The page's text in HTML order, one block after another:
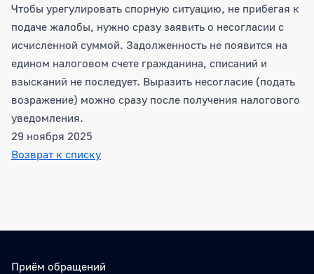
Чтобы урегулировать спорную ситуацию, не прибегая к
подаче жалобы, нужно сразу заявить о несогласии с
исчисленной суммой. Задолженность не появится на
едином налоговом счете гражданина, списаний и
взысканий не последует. Выразить несогласие (подать
возражение) можно сразу после получения налогового
уведомления.
29 ноября 2025
Возврат к списку
Приём обращений